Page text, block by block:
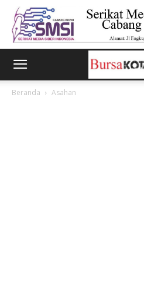
Beranda Asahan